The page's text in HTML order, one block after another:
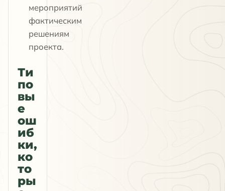
мероприятий
фактическим
решениям
проекта.
Ти
по
вы
е
ош
иб
ки,
ко
то
ры